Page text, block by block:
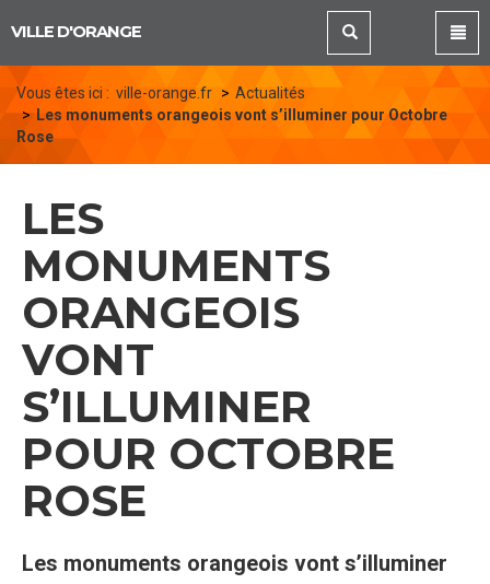
VILLE D'ORANGE
Vous êtes ici : ville-orange.fr
Actualités
Les monuments orangeois vont s’illuminer pour Octobre
Rose
LES
MONUMENTS
ORANGEOIS
VONT
S’ILLUMINER
POUR OCTOBRE
ROSE
Les monuments orangeois vont s’illuminer